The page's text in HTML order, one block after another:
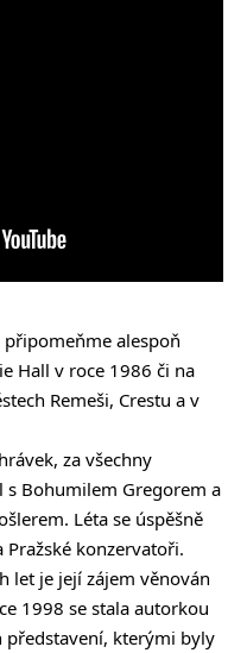
alespoň
Hall v roce 1986 či na
Remeši, Crestu a v
za všechny
Bohumilem Gregorem a
Léta se úspěšně
konzervatoři.
let je její zájem věnován
1998 se stala autorkou
představení, kterými byly